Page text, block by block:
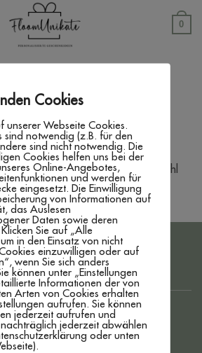
0
gefunden, die deiner Auswahl
entsprechen.
PayPal
Bank
Transfer
AGB
ZAHLUNG & VERSAND
created by WEBBRO GmbH
WIDERRUFEN
Cookies
unserer Webseite Cookies.
sind notwendig (z.B. für den
sind nicht notwendig. Die
Cookies helfen uns bei der
Online-Angebotes,
und werden für
eingesetzt. Die Einwilligung
von Informationen auf
das Auslesen
Daten sowie deren
Sie auf „Alle
in den Einsatz von nicht
einzuwilligen oder auf
wenn Sie sich anders
können unter „Einstellungen
Informationen der von
Arten von Cookies erhalten
aufrufen. Sie können
jederzeit aufrufen und
jederzeit abwählen
oder unten